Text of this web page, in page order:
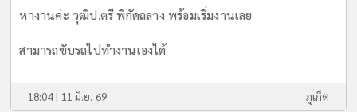
หางานค่ะ วุฒิป.ตรี พิกัดถลาง พร้อมเริ่มงานเลย
สามารถขับรถไปทำงานเองได้
18:04 | 11 มิ.ย. 69 ภูเก็ต